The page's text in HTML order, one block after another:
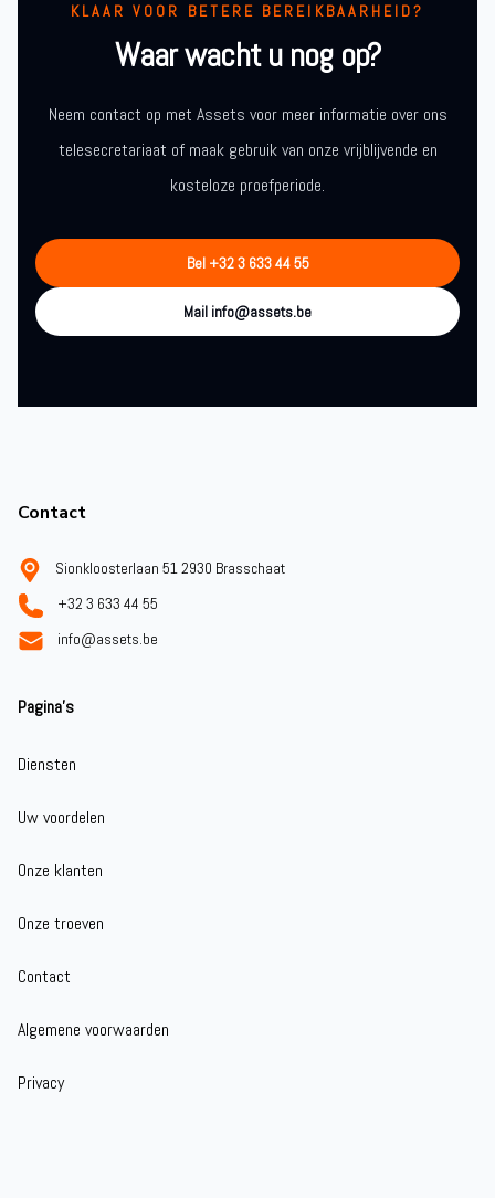
KLAAR VOOR BETERE BEREIKBAARHEID?
Waar wacht u nog op?
Neem contact op met Assets voor meer informatie over ons
telesecretariaat of maak gebruik van onze vrijblijvende en
kosteloze proefperiode.
Bel +32 3 633 44 55
Mail info@assets.be
Contact
Sionkloosterlaan 51 2930 Brasschaat
+32 3 633 44 55
info@assets.be
Pagina's
Diensten
Uw voordelen
Onze klanten
Onze troeven
Contact
Algemene voorwaarden
Privacy